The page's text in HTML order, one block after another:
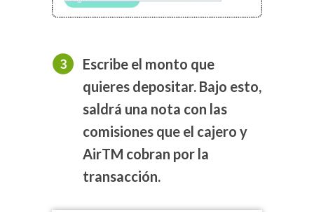
Escribe el monto que
quieres depositar. Bajo esto,
saldrá una nota con las
comisiones que el cajero y
AirTM cobran por la
transacción.